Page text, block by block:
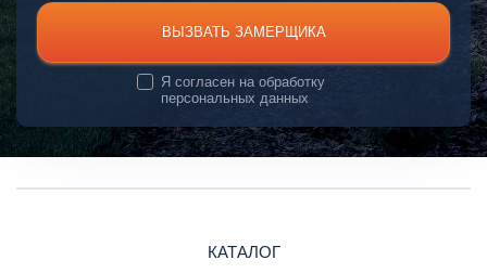
ВЫЗВАТЬ ЗАМЕРЩИКА
Я согласен наобработку
персональных данных
КАТАЛОГ